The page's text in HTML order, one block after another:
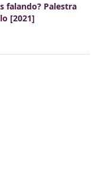
falando? Palestra
na Casa de Cultura do Parque, São Paulo [2021]